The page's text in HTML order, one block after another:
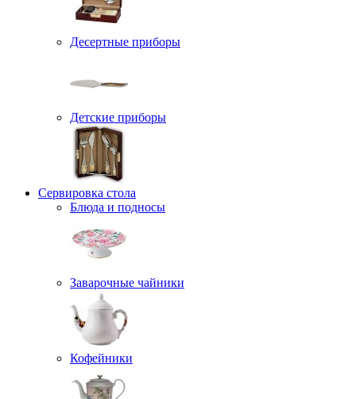
Десертные приборы
Детские приборы
Сервировка стола
Блюда и подносы
Заварочные чайники
Кофейники